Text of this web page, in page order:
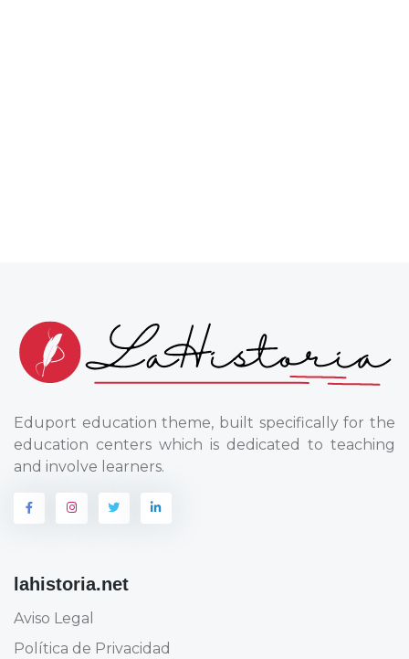
Eduport education theme, built specifically for the
education centers which is dedicated to teaching
and involve learners.
lahistoria.net
Aviso Legal
Política de Privacidad